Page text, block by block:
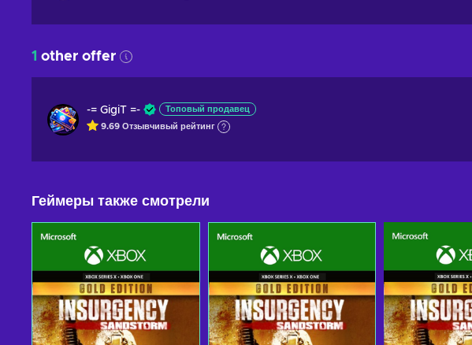
1 other offer
-= GigiT =- Топовый продавец
9.69 Отзывчивый рейтинг
Геймеры также смотрели